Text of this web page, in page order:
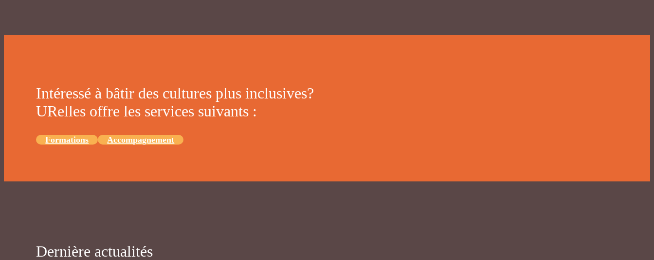
Intéressé à bâtir des cultures plus inclusives?
URelles offre les services suivants :
Formations Accompagnement
Dernière actualités